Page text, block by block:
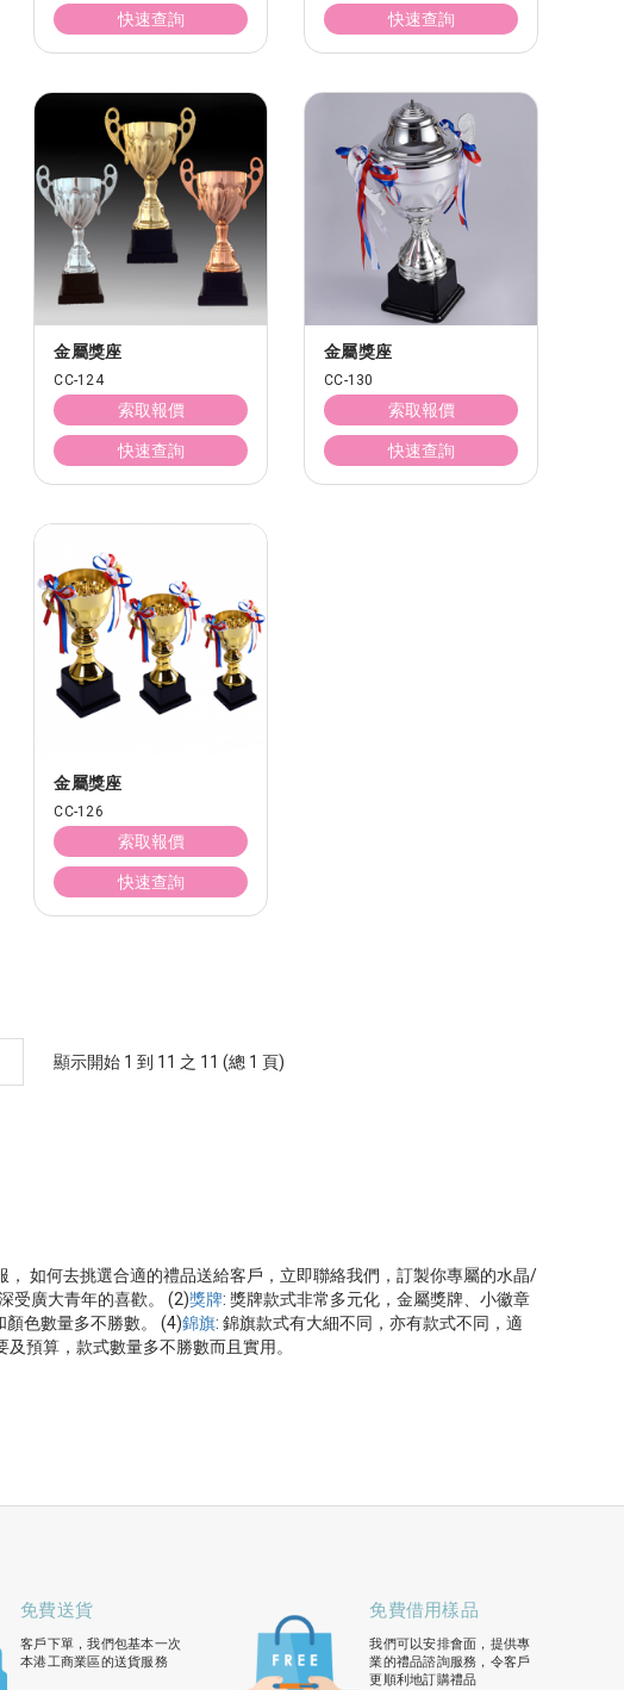
快速查詢 快速查詢
金屬獎座
CC-124
索取報價
快速查詢
金屬獎座
CC-130
索取報價
快速查詢
金屬獎座
CC-126
索取報價
快速查詢
顯示開始 1 到 11 之 11 (總 1 頁)
， 如何去挑選合適的禮品送給客戶，立即聯絡我們，訂製你專屬的水晶/
受廣大青年的喜歡。 (2)獎牌: 獎牌款式非常多元化，金屬獎牌、小徽章
顏色數量多不勝數。 (4)錦旗: 錦旗款式有大細不同，亦有款式不同，適
預算，款式數量多不勝數而且實用。
訂單頁面
免費送貨
客戶下單，我們包基本一次
本港工商業區的送貨服務
免費借用樣品
我們可以安排會面，提供專
業的禮品諮詢服務，令客戶
更順利地訂購禮品